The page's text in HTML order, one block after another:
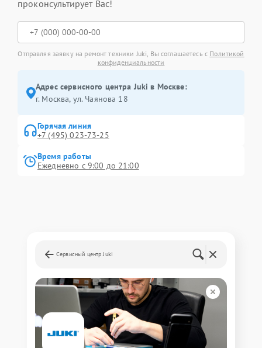
проконсультирует Вас!
Отправляя заявку на ремонт техники Juki, Вы соглашаетесь с Политикой
конфиденциальности
Адрес сервисного центра Juki в Москве:
г. Москва, ул. Чаянова 18
Горячая линия
+7 (495) 023-73-25
Время работы
Ежедневно с 9:00 до 21:00
Сервисный центр Juki